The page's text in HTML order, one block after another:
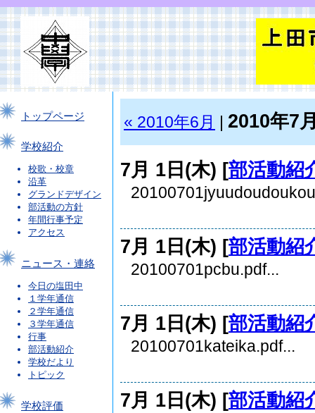
トップページ
学校紹介
校歌・校章
沿革
グランドデザイン
部活動の方針
年間行事予定
アクセス
ニュース・連絡
今日の塩田中
１学年通信
２学年通信
３学年通信
行事
部活動紹介
学校だより
トピック
学校評価
« 2010年6月 2010年7
7月 1日(木) [部活動紹
7月 1日(木) [部活動紹
20100701pcbu.pdf...
7月 1日(木) [部活動紹
20100701kateika.pdf...
7月 1日(木) [部活動紹